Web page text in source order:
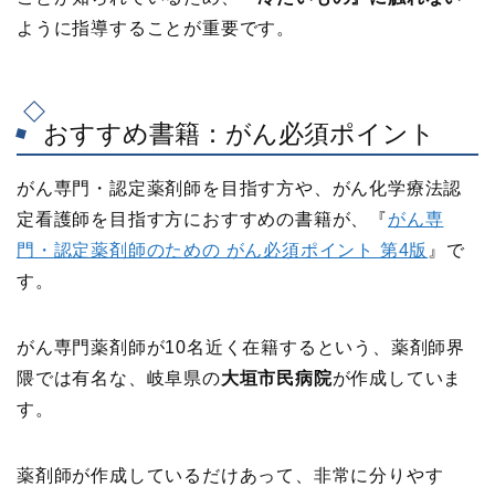
ように指導することが重要です。
おすすめ書籍：がん必須ポイント
がん専門・認定薬剤師を目指す方や、がん化学療法認
定看護師を目指す方におすすめの書籍が、『がん専
門・認定薬剤師のための がん必須ポイント 第4版 』で
す。
がん専門薬剤師が10名近く在籍するという、薬剤師界
隈では有名な、岐阜県の大垣市民病院が作成していま
す。
薬剤師が作成しているだけあって、非常に分りやす